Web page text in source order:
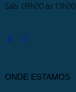
Sáb: 09h00 às 13h00
ONDE ESTAMOS